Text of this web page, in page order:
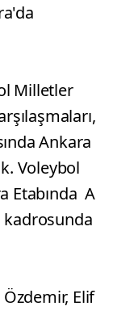
Milletler
Ankara
Voleybol
Etabında A
kadrosunda
Elif